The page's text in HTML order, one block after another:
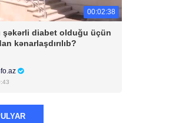
00:02:38
şəkərli diabet olduğu üçün
kənarlaşdırılıb?